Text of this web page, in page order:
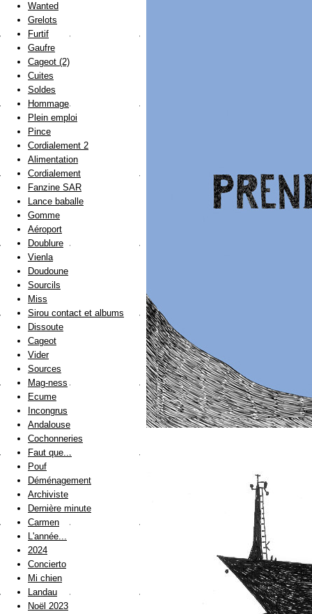
Wanted
Grelots
Furtif
Gaufre
Cageot (2)
Cuites
Soldes
Hommage
Plein emploi
Pince
Cordialement 2
Alimentation
Cordialement
Fanzine SAR
Lance baballe
Gomme
Aéroport
Doublure
Vienla
Doudoune
Sourcils
Miss
Sirou contact et albums
Dissoute
Cageot
Vider
Sources
Mag-ness
Ecume
Incongrus
Andalouse
Cochonneries
Faut que...
Pouf
Déménagement
Archiviste
Dernière minute
Carmen
L'année...
2024
Concierto
Mi chien
Landau
Noël 2023